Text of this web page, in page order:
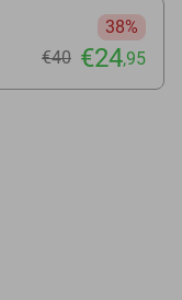
38%
€40 €24,95